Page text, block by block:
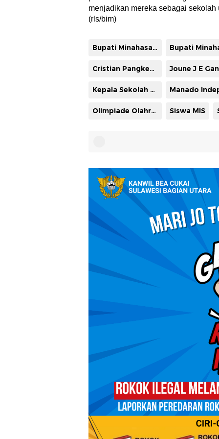
menjadikan mereka sebagai
(rls/bim)
Bupati Minahasa Utara
Cristian Pangkey Juara 1 Karate O2SN Tingkat Provinsi
Kepala Sekolah SMP MIS Sharon Lintuuran MEIL
Olimpiade Olahraga Siswa Nasional Siswa MIS